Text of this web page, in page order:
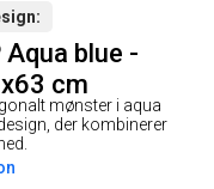
blue -
cm
mønster i aqua
der kombinerer